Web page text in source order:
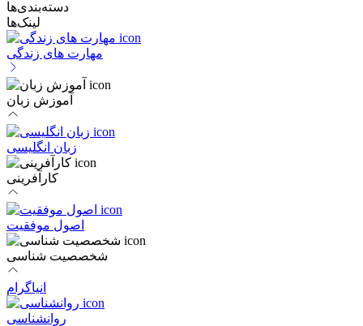
دسته‌بندی‌ها
لینک‌ها
مهارت های زندگی
آموزش زبان
زبان انگلیسی
کارآفرینی
اصول موفقیت
شخصصیت شناسی
انیاگرام
روانشناسی